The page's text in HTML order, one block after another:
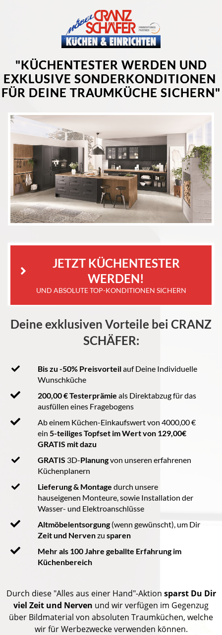
"KÜCHENTESTER WERDEN UND
EXKLUSIVE SONDERKONDITIONEN
FÜR DEINE TRAUMKÜCHE SICHERN"
WERDEN!
UND ABSOLUTE TOP-KONDITIONEN SICHERN
Deine exklusiven Vorteile bei CRANZ
SCHÄFER:
Bis zu -50% Preisvorteilauf Deine Individuelle
Wunschküche
200,00 € Testerprämie als Direktabzug für das
ausfüllen eines Fragebogens
Ab einem Küchen-Einkaufswert von 4000,00 €
ein 5-teiliges Topfset im Wert von 129,00€
GRATIS mit dazu
GRATIS 3D-Planungvon unseren erfahrenen
Küchenplanern
Lieferung & Montage durch unsere
hauseigenen Monteure, sowie Installation der
Wasser- und Elektroanschlüsse
Altmöbelentsorgung (wenn gewünscht), um Dir
Zeit und Nervenzu sparen
Mehr als 100 Jahre geballte Erfahrung im
Küchenbereich
Durch diese "Alles aus einer Hand"-Aktion sparst Du Dir
viel Zeit und Nerven und wir verfügen im Gegenzug
über Bildmaterial von absoluten Traumküchen, welche
wir für Werbezwecke verwenden können.